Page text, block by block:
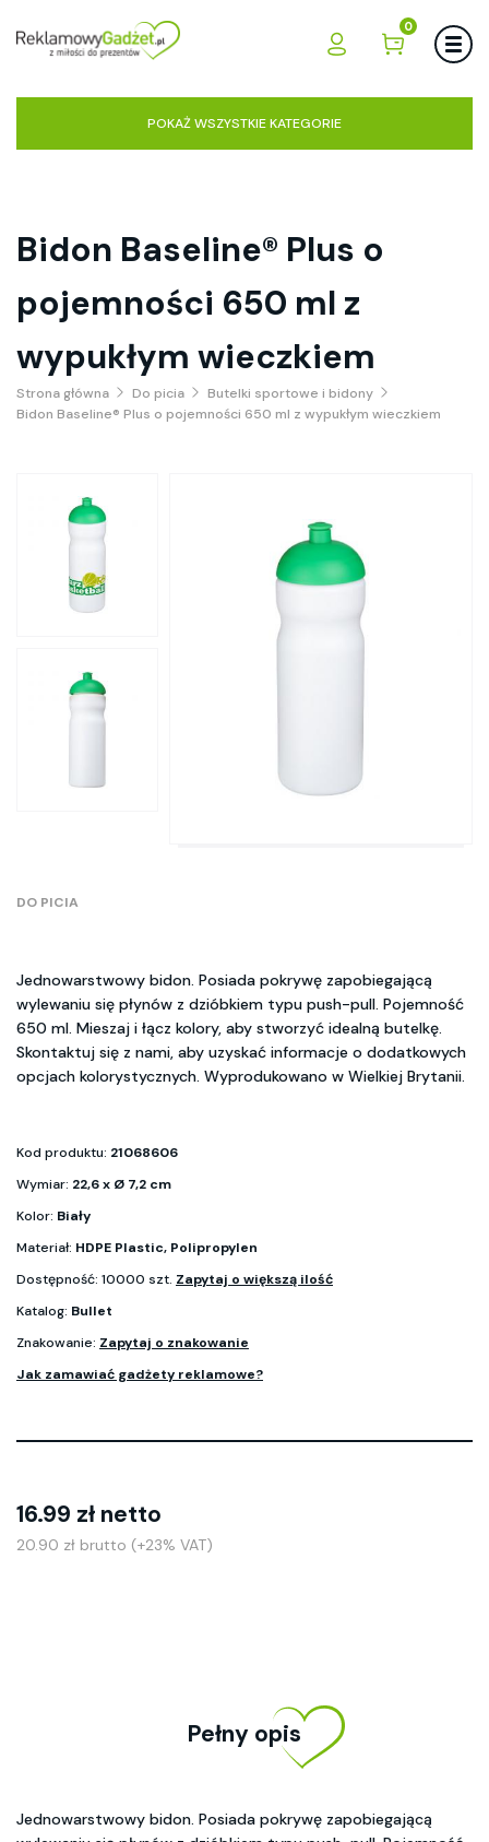
0
POKAŻ WSZYSTKIE KATEGORIE
Bidon Baseline® Plus o
pojemności 650 ml z
wypukłym wieczkiem
Strona główna Do picia
Butelki sportowe i bidony
Bidon Baseline® Plus o pojemności 650 ml z wypukłym wieczkiem
DO PICIA
Jednowarstwowy bidon. Posiada pokrywę zapobiegającą
wylewaniu się płynów z dzióbkiem typu push-pull. Pojemność
650 ml. Mieszaj i łącz kolory, aby stworzyć idealną butelkę.
Skontaktuj się z nami, aby uzyskać informacje o dodatkowych
opcjach kolorystycznych. Wyprodukowano w Wielkiej Brytanii.
Kod produktu: 21068606
Wymiar: 22,6 x Ø 7,2 cm
Kolor: Biały
Materiał: HDPE Plastic, Polipropylen
Dostępność: 10000 szt. Zapytaj o większą ilość
Katalog: Bullet
Znakowanie: Zapytaj o znakowanie
Jak zamawiać gadżety reklamowe?
16.99 zł netto
20.90 zł brutto (+23% VAT)
Pełny opis
Jednowarstwowy bidon. Posiada pokrywę zapobiegającą